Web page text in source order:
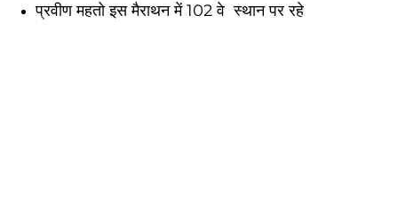
प्रवीण महतो इस मैराथन में 102 वे स्थान पर रहे